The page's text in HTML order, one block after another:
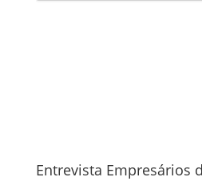
Entrevista Empresários